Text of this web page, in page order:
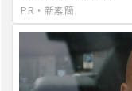
PR・新素簡